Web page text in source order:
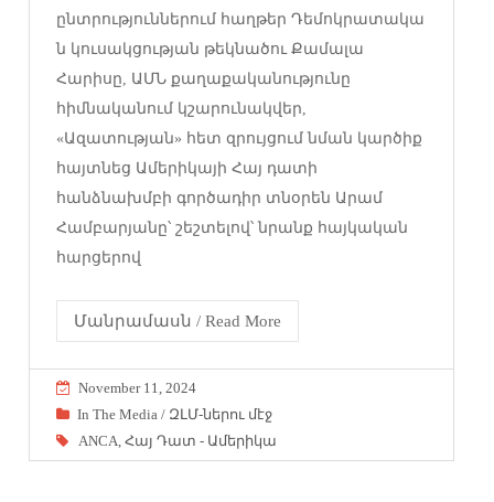
ընտրություններում հաղթեր Դեմոկրատակա
ն կուսակցության թեկնածու Քամալա
Հարիսը, ԱՄՆ քաղաքականությունը
հիմնականում կշարունակվեր,
«Ազատության» հետ զրույցում նման կարծիք
հայտնեց Ամերիկայի Հայ դատի
հանձնախմբի գործադիր տնօրեն Արամ
Համբարյանը՝ շեշտելով՝ նրանք հայկական
հարցերով
Մանրամասն / Read More
November 11, 2024
In The Media / ԶԼՄ-ներու մէջ
ANCA,Հայ Դատ - Ամերիկա